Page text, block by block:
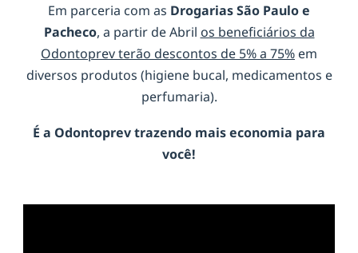
Em parceria com as Drogarias São Paulo e
Pacheco, a partir de Abril os beneficiários da
Odontoprev terão descontos de 5% a 75% em
diversos produtos (higiene bucal, medicamentos e
perfumaria).
É a Odontoprevtrazendo mais economia para
você!